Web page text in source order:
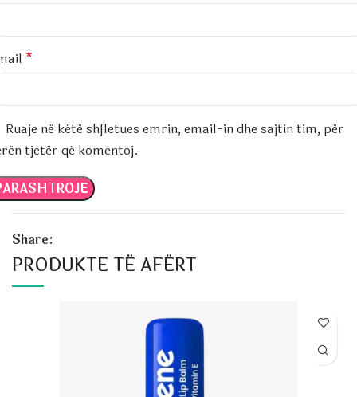
*
Ruaje në këtë shfletues emrin, email-in dhe sajtin tim, për
tjetër që komentoj.
Share:
PRODUKTE TË AFËRT